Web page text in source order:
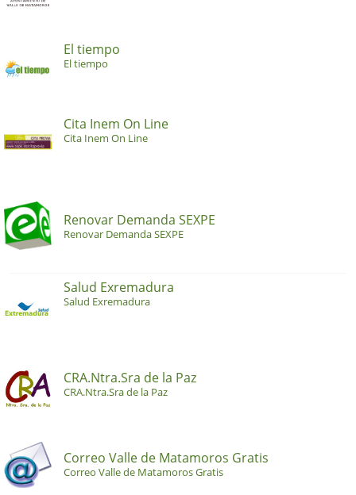
El tiempo
El tiempo
Cita Inem On Line
Cita Inem On Line
Renovar Demanda SEXPE
Renovar Demanda SEXPE
Salud Exremadura
Salud Exremadura
CRA.Ntra.Sra de la Paz
CRA.Ntra.Sra de la Paz
Correo Valle de Matamoros Gratis
Correo Valle de Matamoros Gratis